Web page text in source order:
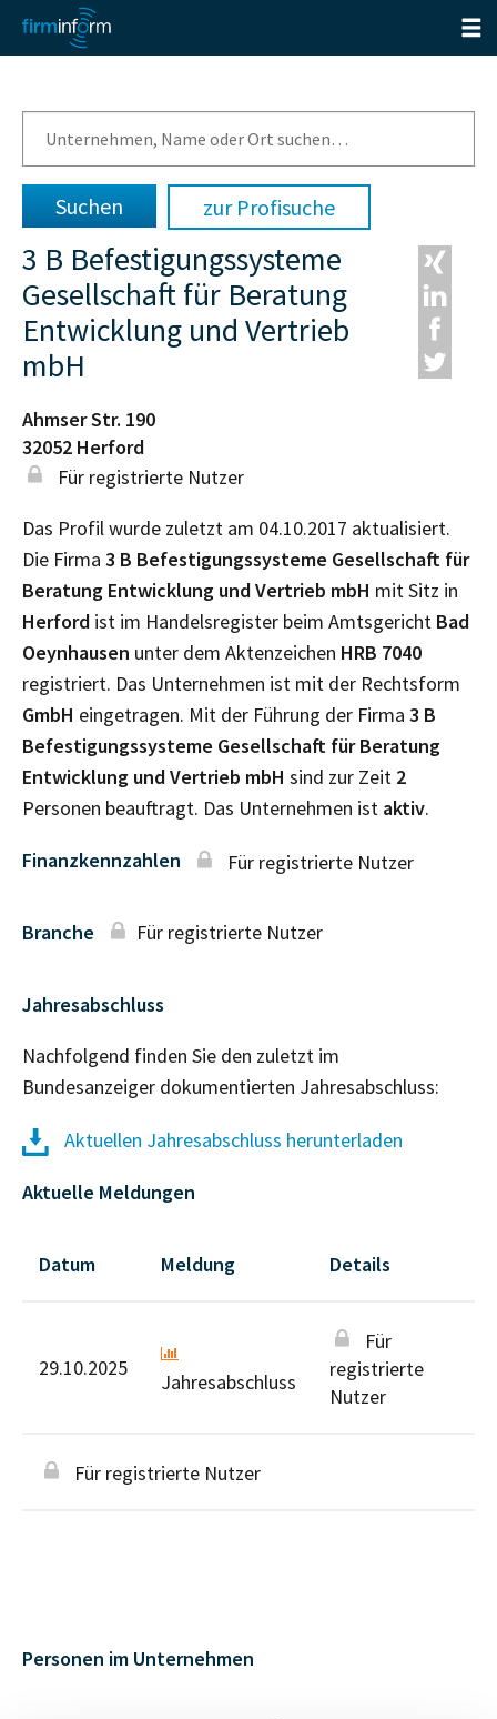
zur Profisuche
3 B Befestigungssysteme
Gesellschaft für Beratung
Entwicklung und Vertrieb
mbH
Ahmser Str. 190
32052 Herford
Für registrierte Nutzer
Das Profil wurde zuletzt am 04.10.2017 aktualisiert.
Die Firma 3 B Befestigungssysteme Gesellschaft für
Beratung Entwicklung und Vertrieb mbH mit Sitz in
Herford ist im Handelsregister beim Amtsgericht Bad
Oeynhausen unter dem Aktenzeichen HRB 7040
registriert. Das Unternehmen ist mit der Rechtsform
GmbH eingetragen. Mit der Führung der Firma 3 B
Befestigungssysteme Gesellschaft für Beratung
Entwicklung und Vertrieb mbH sind zur Zeit 2
Personen beauftragt. Das Unternehmen ist aktiv.
Finanzkennzahlen Für registrierte Nutzer
Branche Für registrierte Nutzer
Jahresabschluss
Nachfolgend finden Sie den zuletzt im
Bundesanzeiger dokumentierten Jahresabschluss:
Aktuellen Jahresabschluss herunterladen
Aktuelle Meldungen
Datum Meldung Details
29.10.2025
Jahresabschluss
Für
registrierte
Nutzer
Für registrierte Nutzer
Personen im Unternehmen